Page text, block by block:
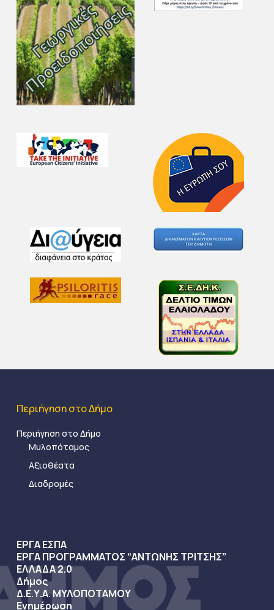
Περιήγηση στο Δήμο
Περιήγηση στο Δήμο
Μυλοπόταμος
Αξιοθέατα
Διαδρομές
ΕΡΓΑ ΕΣΠΑ
ΕΡΓΑ ΠΡΟΓΡΑΜΜΑΤΟΣ “ΑΝΤΩΝΗΣ ΤΡΙΤΣΗΣ”
ΕΛΛΑΔΑ 2.0
Δήμος
Δ.Ε.Υ.Α. ΜΥΛΟΠΟΤΑΜΟΥ
Ενημέρωση